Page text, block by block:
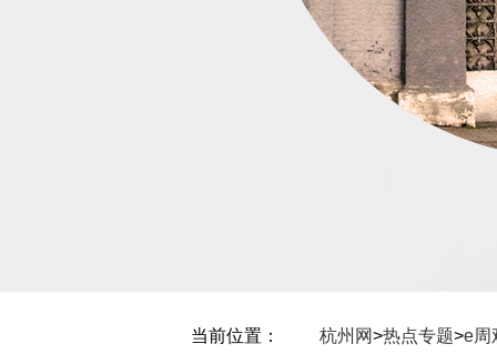
当前位置： 杭州网>热点专题>e周